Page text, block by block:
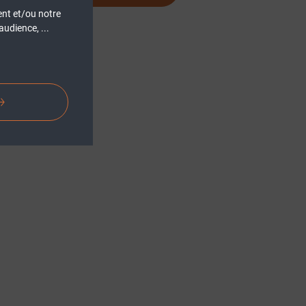
et/ou notre
...